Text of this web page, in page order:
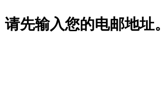
请先输入您的电邮地址。